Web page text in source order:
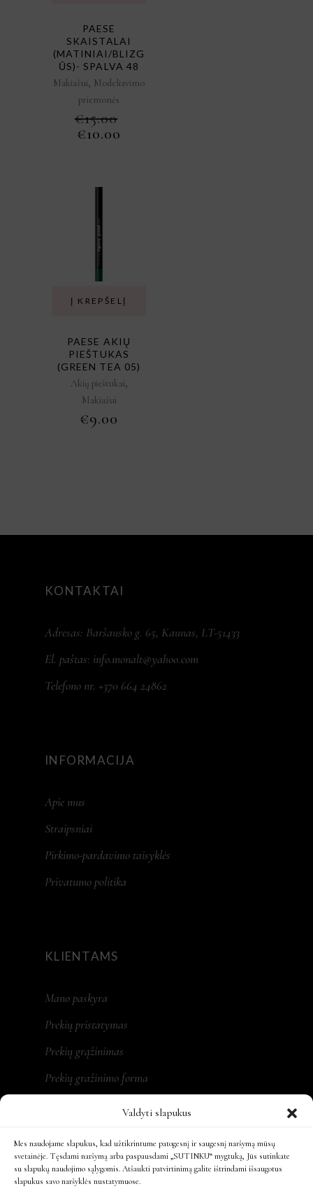
Valdyti slapukus
Mes naudojame slapukus, kad užtikrintume patogesnį ir saugesnį naršymą mūsų
svetainėje. Tęsdami naršymą arba paspausdami „SUTINKU“ mygtuką, Jūs sutinkate
su slapukų naudojimo sąlygomis. Atšaukti patvirtinimą galite ištrindami išsaugotus
slapukus savo naršyklės nustatymuose.
PAESE
SKAISTALAI
(MATINIAI/BLIZG
ŪS)- SPALVA 48
Makiažui, Modeliavimo
priemonės
€15.00
ORIGINAL
€10.00
Į KREPŠELĮ
PAESE AKIŲ
PIEŠTUKAS
(GREEN TEA 05)
Akių pieštukai,
Makiažui
€9.00
KONTAKTAI
Adresas: Baršausko g. 65, Kaunas, LT-51433
El. paštas: info.monalt@yahoo.com
Telefono nr. +370 664 24862
INFORMACIJA
Apie mus
Straipsniai
Pirkimo-pardavimo taisyklės
Privatumo politika
KLIENTAMS
Mano paskyra
Prekių pristatymas
Prekių grąžinimas
Prekių gražinimo forma
REKVIZITAI